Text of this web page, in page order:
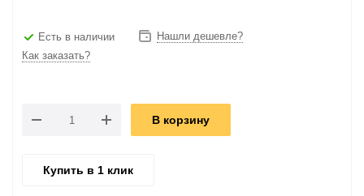
Есть в наличии
Нашли дешевле?
Как заказать?
В корзину
Купить в 1 клик